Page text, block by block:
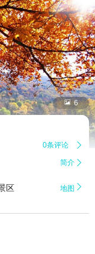
 6
0条评论 
简介 
区 地图 